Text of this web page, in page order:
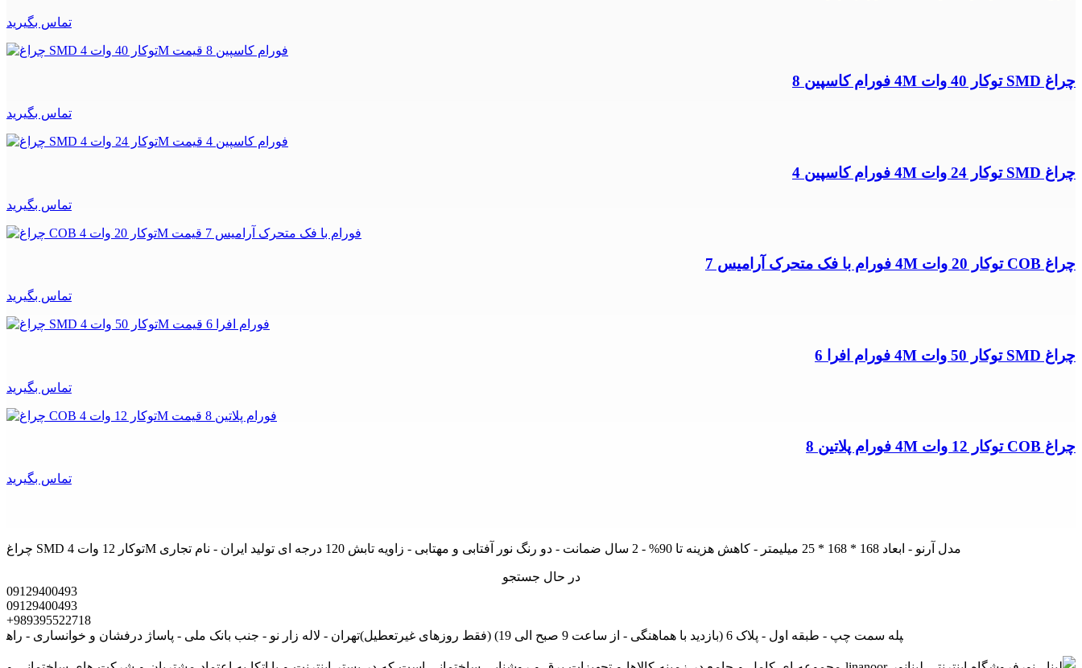
تماس بگیرید
چراغ SMD توکار 40 وات 4M فورام کاسپین 8
تماس بگیرید
چراغ SMD توکار 24 وات 4M فورام کاسپین 4
تماس بگیرید
چراغ COB توکار 20 وات 4M فورام با فک متحرک آرامیس 7
تماس بگیرید
چراغ SMD توکار 50 وات 4M فورام افرا 6
تماس بگیرید
چراغ COB توکار 12 وات 4M فورام پلاتین 8
تماس بگیرید
چراغ SMD توکار 12 وات 4M مدل آرنو - ابعاد 168 * 168 * 25 میلیمتر - کاهش هزینه تا 90% - 2 سال ضمانت - دو رنگ نور آفتابی و مهتابی - زاویه تابش 120 درجه ای تولید ایران - نام تجاری
در حال جستجو
09129400493
09129400493
+989395522718
تهران - لاله زار نو - جنب بانک ملی - پاساژ درفشان و خوانساری - راه‎پله سمت چپ - طبقه اول - پلاک 6 (بازدید با هماهنگی - از ساعت 9 صبح الی 19) (فقط روزهای غیرتعطیل)